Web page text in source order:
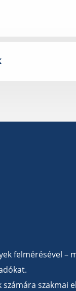
felmérésével –
szakmai